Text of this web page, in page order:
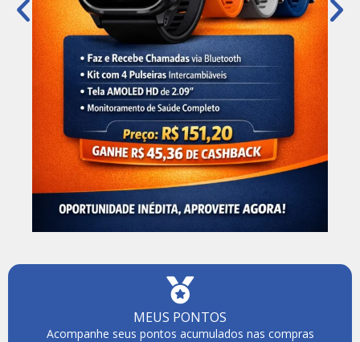
MEUS PONTOS
Acompanhe seus pontos acumulados nas compras